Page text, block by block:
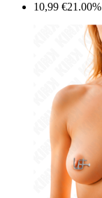
10,99 €21.00%